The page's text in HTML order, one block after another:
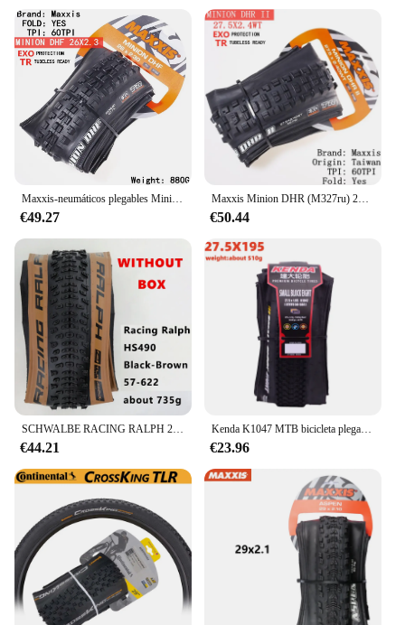
Maxxis-neumáticos plegables Minion DHF (M301Ru) para bicicletas de montaña, más resistentes al desgaste, 26x2,3, 27,5x2,3/2, 5/2, 8, 29x2,3/2. 5
€49.27
Maxxis Minion DHR (M327ru) 26/27,5/29 pulgadas, neumático plegable para descenso para bicicleta de montaña, más resistente al desgaste y de curva más fuerte
€50.44
SCHWALBE RACING RALPH 29x2.25in Rendimiento TLR ADDIX MTB BICYCLE PNEU TUBELESS MONTAJE Pneumático plegable Marrón
€44.21
Kenda K1047 MTB bicicleta plegable neumático ultrafino bicicleta de montaña 26 27,5 29X1,95 2,10 2,35 neumáticos de bicicleta
€23.96